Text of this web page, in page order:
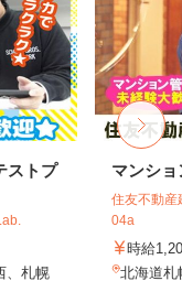
ストプ
、札幌
マンシ
住友不動産
04a
時給
北海道札